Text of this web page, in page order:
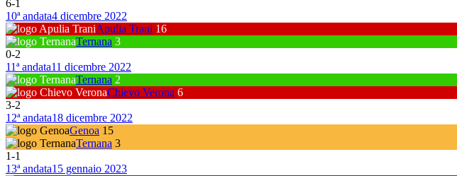
6-1
10ª andata4 dicembre 2022
Apulia Trani 16
Ternana 3
0-2
11ª andata11 dicembre 2022
Ternana 2
Chievo Verona 6
3-2
12ª andata18 dicembre 2022
Genoa 15
Ternana 3
1-1
13ª andata15 gennaio 2023